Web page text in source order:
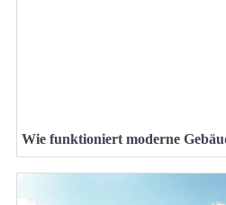
Wie funktioniert moderne